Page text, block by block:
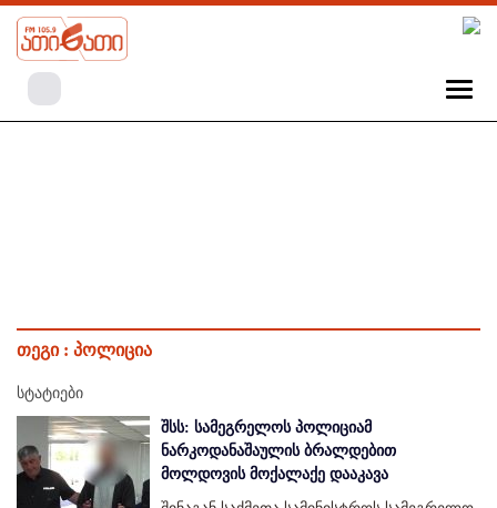
თეგი : პოლიცია
სტატიები
შსს: სამეგრელოს პოლიციამ
ნარკოდანაშაულის ბრალდებით
მოლდოვის მოქალაქე დააკავა